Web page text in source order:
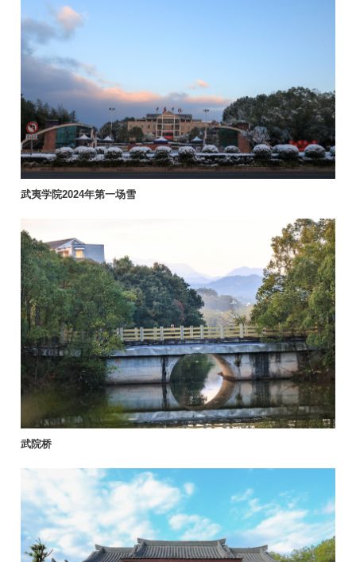
武夷学院2024年第一场雪
武院桥